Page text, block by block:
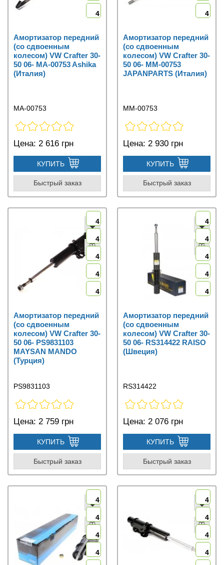
4
Амортизатор передний
(со сдвоенным
колесом) VW Crafter 30-
50 06- MA-00753 Ashika
(Италия)
MA-00753
Цена: 2 616 грн
КУПИТЬ
Быстрый заказ
4
Амортизатор передний
(со сдвоенным
колесом) VW Crafter 30-
50 06- MM-00753
JAPANPARTS (Италия)
MM-00753
Цена: 2 930 грн
КУПИТЬ
Быстрый заказ
4
4
4
4
4
Амортизатор передний
(со сдвоенным
колесом) VW Crafter 30-
50 06- PS9831103
MAYSAN MANDO
(Турция)
PS9831103
Цена: 2 759 грн
КУПИТЬ
Быстрый заказ
4
4
4
4
4
Амортизатор передний
(со сдвоенным
колесом) VW Crafter 30-
50 06- RS314422 RAISO
(Швеция)
RS314422
Цена: 2 076 грн
КУПИТЬ
Быстрый заказ
4
4
4
4
4
4
4
4